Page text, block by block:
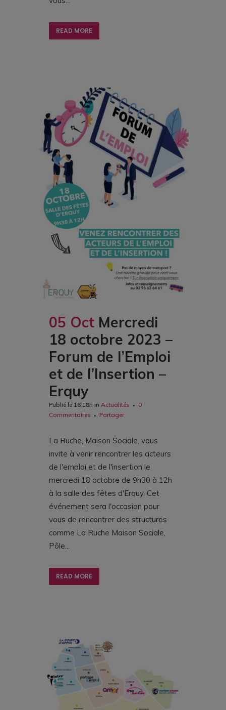
READ MORE
05 Oct Mercredi
18 octobre 2023 –
Forum de l’Emploi
et de l’Insertion –
Erquy
Publié le 16:18h in Actualités
0
Commentaires
Partager
La Ruche, Maison Sociale, vous
invite à venir rencontrer les acteurs
de l'emploi et de l'insertion le
mercredi 18 octobre de 9h30 à 12h
à la salle des fêtes d'Erquy. Cet
événement sera l'occasion pour
vous de rencontrer des structures
comme La Ruche Maison Sociale,
Pôle...
READ MORE